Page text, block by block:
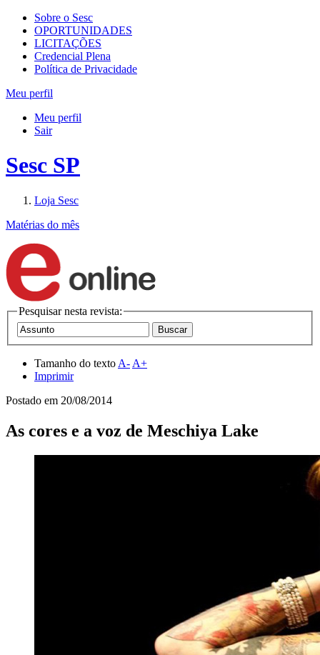
Sobre o Sesc
OPORTUNIDADES
LICITAÇÕES
Credencial Plena
Política de Privacidade
Meu perfil
Meu perfil
Sair
Sesc SP
Loja Sesc
Matérias do mês
Pesquisar nesta revista:
Tamanho do texto A- A+
Imprimir
Postado em 20/08/2014
As cores e a voz de Meschiya Lake